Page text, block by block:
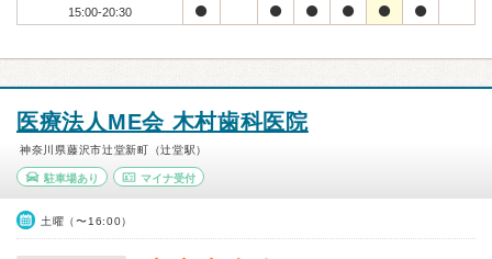
15:00-20:30
医療法人ME会 木村歯科医院
神奈川県藤沢市辻堂新町（辻堂駅）
駐車場あり マイナ受付
土曜（〜16:00）